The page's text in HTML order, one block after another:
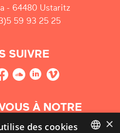
- 64480 Ustaritz
59 93 25 25
SUIVRE
À NOTRE
×
des cookies